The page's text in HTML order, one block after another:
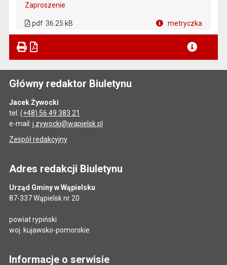
Zaproszenie
pdf 36.25 kB metryczka
Główny redaktor Biuletynu
Jacek Żywocki
tel. (+48) 56 49 383 21
e-mail: j.zywocki@wapielsk.pl
Zespół redakcyjny
Adres redakcji Biuletynu
Urząd Gminy w Wąpielsku
87-337 Wąpielsk nr 20
powiat rypiński
woj. kujawsko-pomorskie
Informacje o serwisie